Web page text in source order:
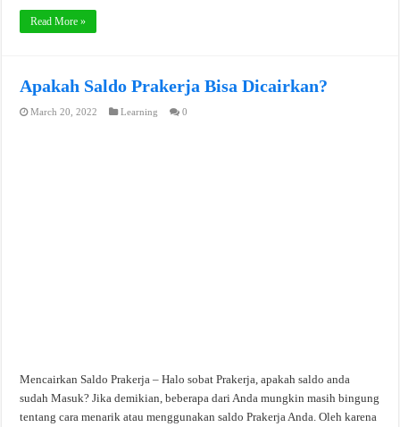
Read More »
Apakah Saldo Prakerja Bisa Dicairkan?
March 20, 2022 Learning 0
Mencairkan Saldo Prakerja – Halo sobat Prakerja, apakah saldo anda
sudah Masuk? Jika demikian, beberapa dari Anda mungkin masih bingung
tentang cara menarik atau menggunakan saldo Prakerja Anda. Oleh karena